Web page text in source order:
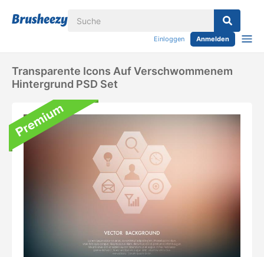
Einloggen Anmelden
Transparente Icons Auf Verschwommenem
Hintergrund PSD Set